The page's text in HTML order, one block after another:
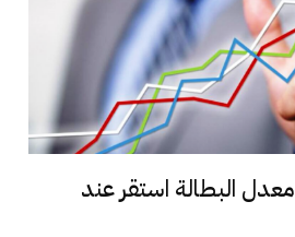
البطالة استقر عند